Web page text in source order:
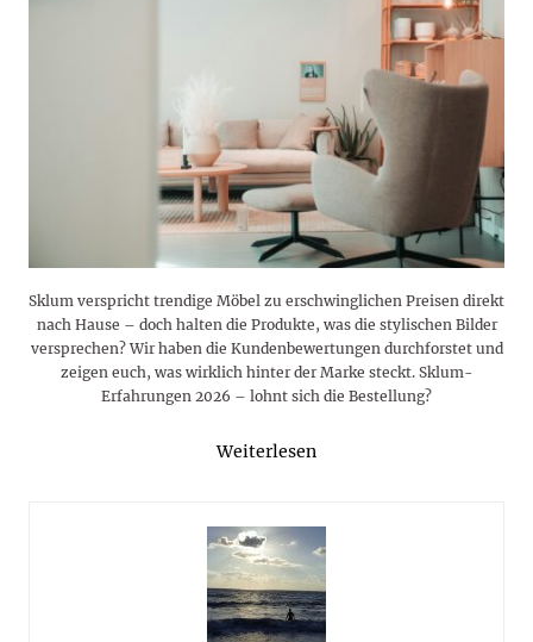
Sklum verspricht trendige Möbel zu erschwinglichen Preisen direkt
nach Hause – doch halten die Produkte, was die stylischen Bilder
versprechen? Wir haben die Kundenbewertungen durchforstet und
zeigen euch, was wirklich hinter der Marke steckt. Sklum-
Erfahrungen 2026 – lohnt sich die Bestellung?
Weiterlesen